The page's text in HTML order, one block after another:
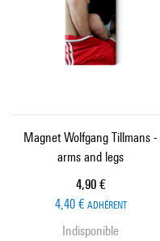
Magnet Wolfgang Tillmans -
arms and legs
Prix ​​actuel
4,90 €
4,40 € ADHÉRENT
Indisponible